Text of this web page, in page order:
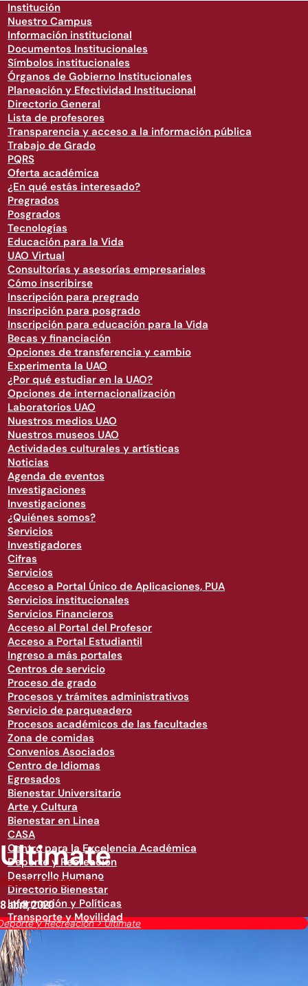
Institución
Nuestro Campus
Información institucional
Documentos Institucionales
Símbolos institucionales
Órganos de Gobierno Institucionales
Planeación y Efectividad Institucional
Directorio General
Lista de profesores
Transparencia y acceso a la información pública
Trabajo de Grado
PQRS
Oferta académica
¿En qué estás interesado?
Pregrados
Posgrados
Tecnologías
Educación para la Vida
UAO Virtual
Consultorías y asesorías empresariales
Cómo inscribirse
Inscripción para pregrado
Inscripción para posgrado
Inscripción para educación para la Vida
Becas y financiación
Opciones de transferencia y cambio
Experimenta la UAO
¿Por qué estudiar en la UAO?
Opciones de internacionalización
Laboratorios UAO
Nuestros medios UAO
Nuestros museos UAO
Actividades culturales y artísticas
Noticias
Agenda de eventos
Investigaciones
Investigaciones
¿Quiénes somos?
Servicios
Investigadores
Cifras
Servicios
Acceso a Portal Único de Aplicaciones, PUA
Servicios institucionales
Servicios Financieros
Acceso al Portal del Profesor
Acceso a Portal Estudiantil
Ingreso a más portales
Centros de servicio
Proceso de grado
Procesos y trámites administrativos
Servicio de parqueadero
Procesos académicos de las facultades
Zona de comidas
Convenios Asociados
Centro de Idiomas
Egresados
Bienestar Universitario
Arte y Cultura
Bienestar en Linea
CASA
Centro para la Excelencia Académica
Deporte y Recreación
Desarrollo Humano
Directorio Bienestar
Información y Políticas
Transporte y Movilidad
y Recreación>Ultimate
Ultimate
Bienestar Universitario
8 abril, 2020